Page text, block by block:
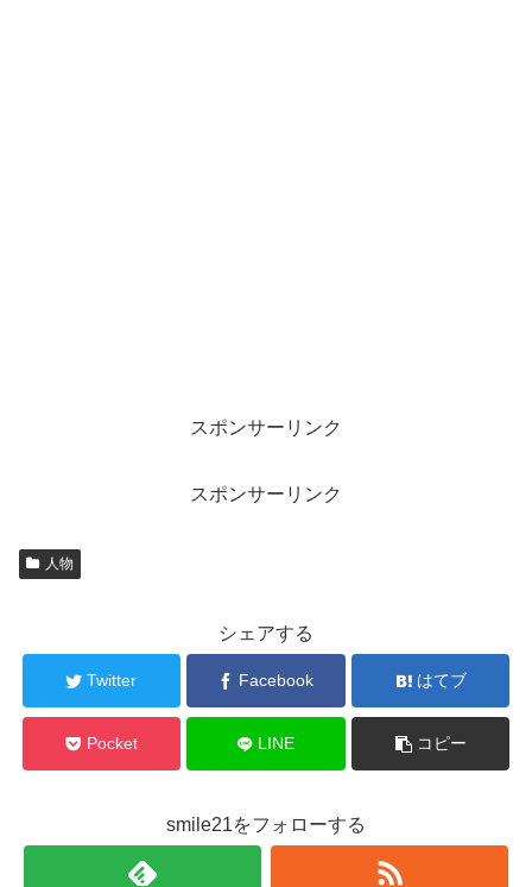
スポンサーリンク
スポンサーリンク
人物
シェアする
Twitter Facebook はてブ
Pocket LINE コピー
smile21をフォローする